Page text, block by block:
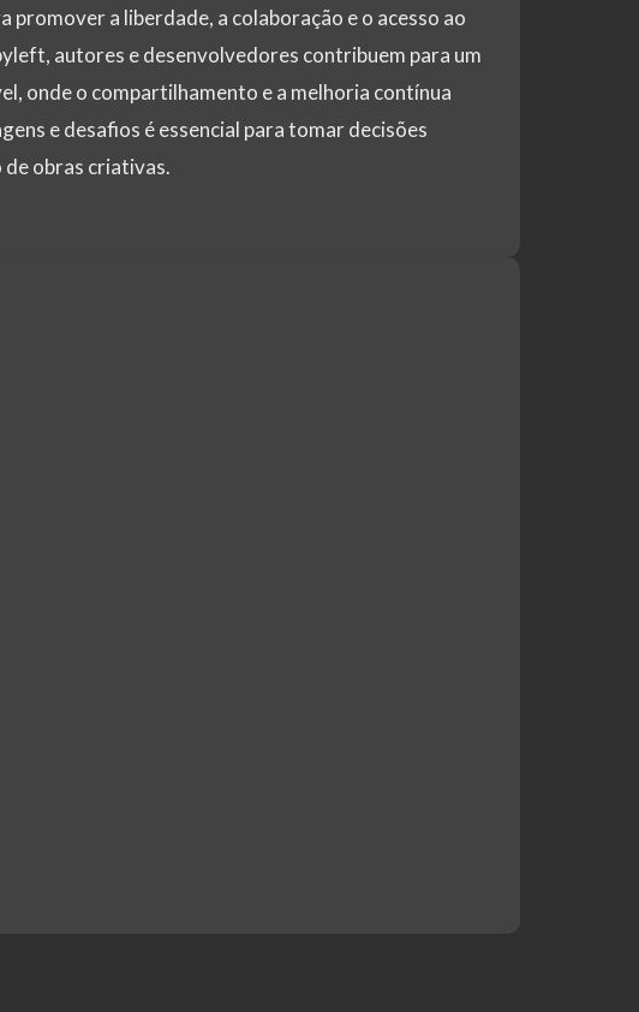
a liberdade, a colaboração e o acesso ao
autores e desenvolvedores contribuem para um
onde o compartilhamento e a melhoria contínua
e desafios é essencial para tomar decisões
obras criativas.